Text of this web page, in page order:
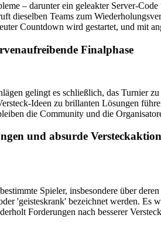
– darunter ein geleakter Server-
dieselben Teams zum
Countdown wird gestartet, und mit
Finalphase
gelingt es schließlich, das Turnier
Ideen zu brillanten Lösungen
die Community und die
und absurde
Spieler, insbesondere über
'geisteskrank' bezeichnet werden.
Forderungen nach besserer